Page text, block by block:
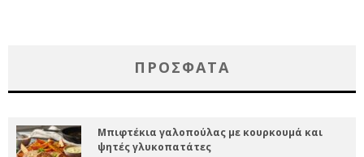
ΠΡΌΣΦΑΤΑ
Μπιφτέκια γαλοπούλας με κουρκουμά και
ψητές γλυκοπατάτες